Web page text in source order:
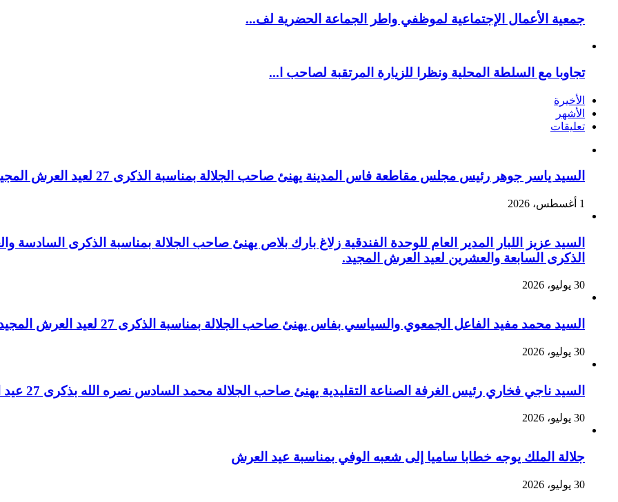
جمعية الأعمال الإجتماعية لموظفي واطر الجماعة الحضرية لف...
تجاوبا مع السلطة المحلية ونظرا للزيارة المرتقبة لصاحب ا...
الأخيرة
الأشهر
تعليقات
السيد ياسر جوهر رئيس مجلس مقاطعة فاس المدينة يهنئ صاحب الجلالة بمناسبة الذكرى 27 لعيد العرش المجيد.
1 أغسطس، 2026
السيد عزيز اللبار المدير العام للوحدة الفندقية زلاغ بارك بلاص يهنئ صاحب الجلالة بمناسبة الذكرى
الذكرى السابعة والعشرين لعيد العرش المجيد.
30 يوليو، 2026
السيد محمد مفيد الفاعل الجمعوي والسياسي بفاس يهنئ صاحب الجلالة بمناسبة الذكرى 27 لعيد العرش المجيد
30 يوليو، 2026
السيد ناجي فخاري رئيس الغرفة الصناعة التقليدية يهنئ صاحب الجلالة محمد السادس نصره الله بذكرى 27 عيد العرش المجيد
30 يوليو، 2026
جلالة الملك يوجه خطابا ساميا إلى شعبه الوفي بمناسبة عيد العرش
30 يوليو، 2026